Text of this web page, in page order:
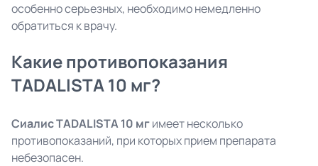
особенно серьезных, необходимо немедленно
обратиться к врачу.
Какие противопоказания
TADALISTA 10 мг?
Сиалис TADALISTA 10 мгимеет несколько
противопоказаний, при которых прием препарата
небезопасен.